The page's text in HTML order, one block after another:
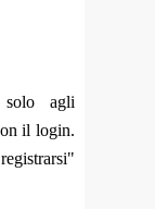
solo agli
il login.